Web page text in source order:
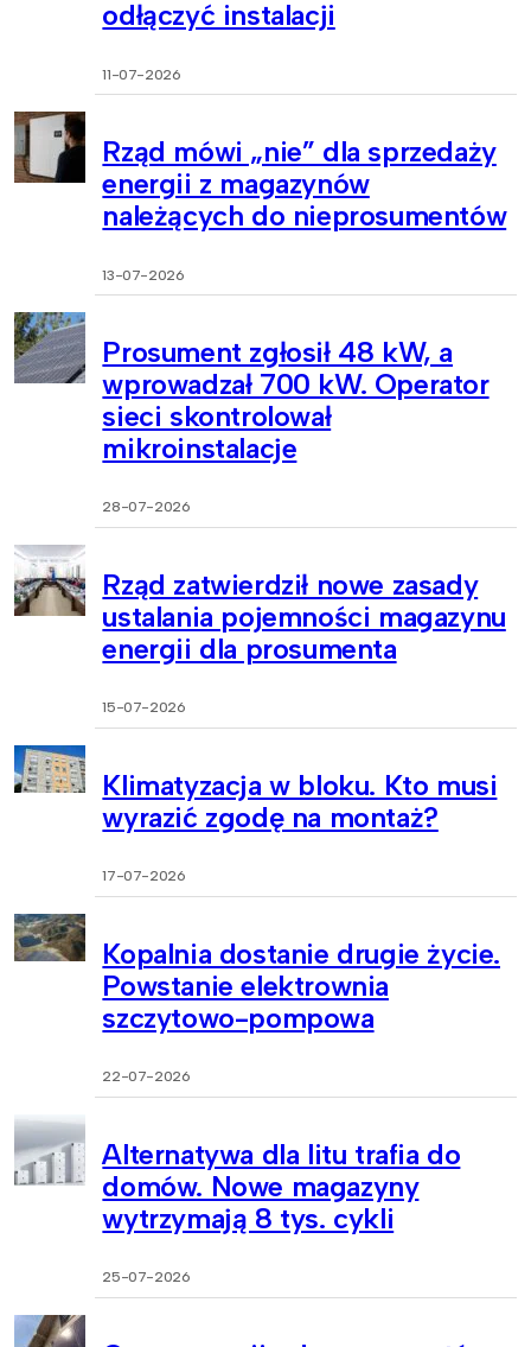
odłączyć instalacji
11-07-2026
Rząd mówi „nie” dla sprzedaży
energii z magazynów
należących do nieprosumentów
13-07-2026
Prosument zgłosił 48 kW, a
wprowadzał 700 kW. Operator
sieci skontrolował
mikroinstalacje
28-07-2026
Rząd zatwierdził nowe zasady
ustalania pojemności magazynu
energii dla prosumenta
15-07-2026
Klimatyzacja w bloku. Kto musi
wyrazić zgodę na montaż?
17-07-2026
Kopalnia dostanie drugie życie.
Powstanie elektrownia
szczytowo-pompowa
22-07-2026
Alternatywa dla litu trafia do
domów. Nowe magazyny
wytrzymają 8 tys. cykli
25-07-2026